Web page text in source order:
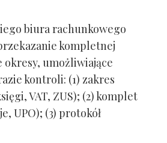
biura rachunkowego
kompletnej
okresy, umożliwiające
kontroli: (1) zakres
VAT, ZUS); (2) komplet
UPO); (3) protokół